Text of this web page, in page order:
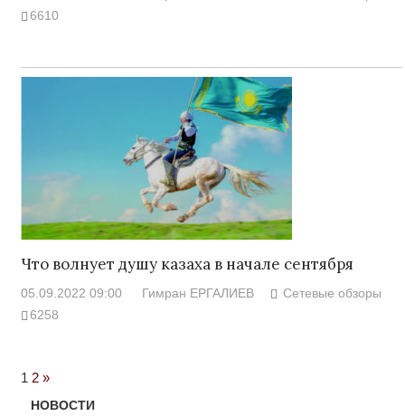
6610
Что волнует душу казаха в начале сентября
05.09.2022 09:00 Гимран ЕРГАЛИЕВ
Сетевые обзоры
6258
1 2 Next
Posts
»
НОВОСТИ